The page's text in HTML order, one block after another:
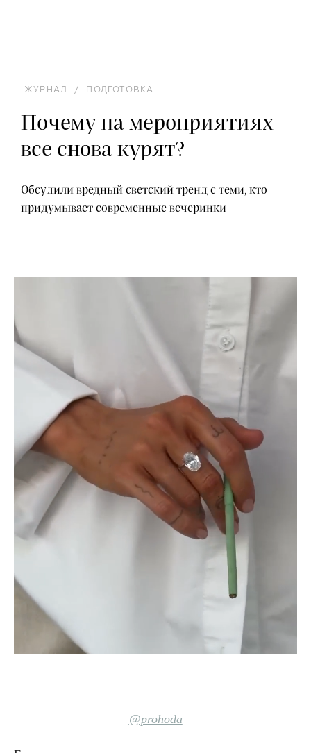
ЖУРНАЛ / ПОДГОТОВКА
Почему на мероприятиях
все снова курят?
Обсудили вредный светский тренд с теми, кто
придумывает современные вечеринки
@prohoda